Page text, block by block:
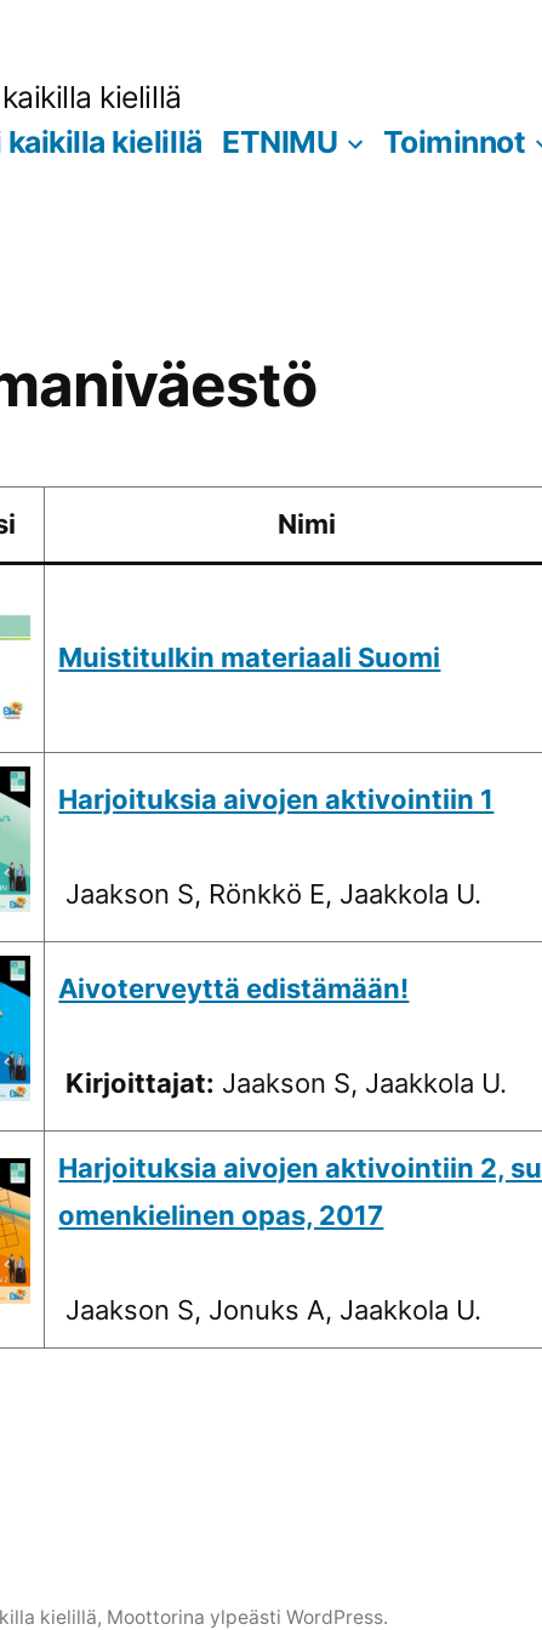
kielillä
kielillä ETNIMU Toiminnot
Nimi
Muistitulkin materiaali Suomi
Harjoituksia aivojen aktivointiin 1
Jaakson S, Rönkkö E, Jaakkola U.
Aivoterveyttä edistämään!
Kirjoittajat: Jaakson S, Jaakkola U.
Harjoituksia aivojen aktivointiin 2, su
omenkielinen opas, 2017
Jaakson S, Jonuks A, Jaakkola U.
kielillä, Moottorina ylpeästi WordPress.